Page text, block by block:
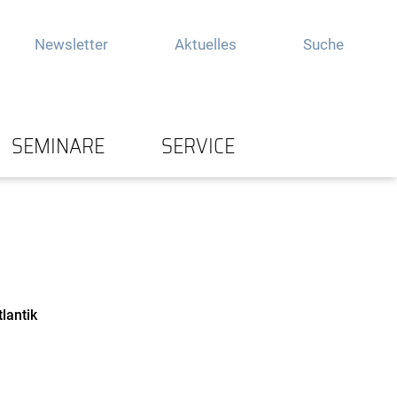
Newsletter Aktuelles Suche
SEMINARE SERVICE